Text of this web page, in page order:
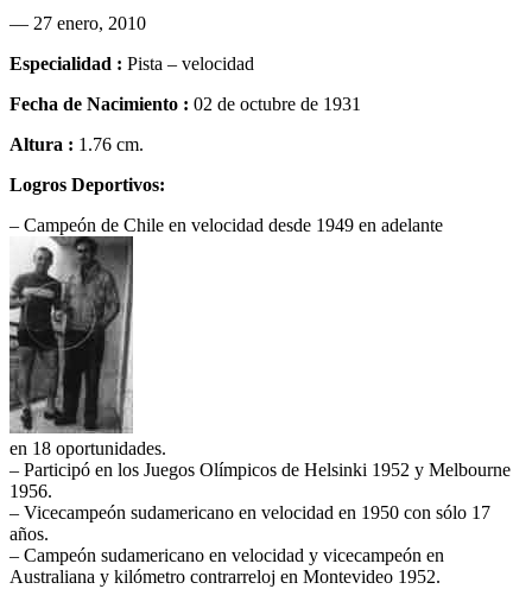
— 27 enero, 2010
Especialidad : Pista – velocidad
Fecha de Nacimiento : 02 de octubre de 1931
Altura : 1.76 cm.
Logros Deportivos:
– Campeón de Chile en velocidad desde 1949 en adelante
en 18 oportunidades.
– Participó en los Juegos Olímpicos de Helsinki 1952 y Melbourne
1956.
– Vicecampeón sudamericano en velocidad en 1950 con sólo 17
años.
– Campeón sudamericano en velocidad y vicecampeón en
Australiana y kilómetro contrarreloj en Montevideo 1952.